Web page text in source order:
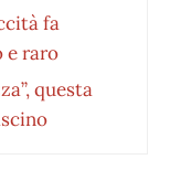
fa
e raro
questa